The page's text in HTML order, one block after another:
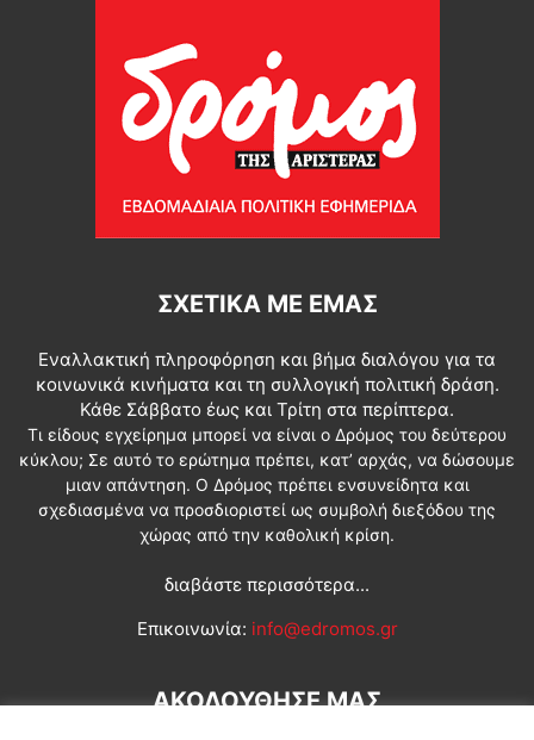
ΣΧΕΤΙΚΆ ΜΕ ΕΜΆΣ
Εναλλακτική πληροφόρηση και βήμα διαλόγου για τα
κοινωνικά κινήματα και τη συλλογική πολιτική δράση.
Κάθε Σάββατο έως και Τρίτη στα περίπτερα.
Τι είδους εγχείρημα μπορεί να είναι ο Δρόμος του δεύτερου
κύκλου; Σε αυτό το ερώτημα πρέπει, κατ’ αρχάς, να δώσουμε
μιαν απάντηση. Ο Δρόμος πρέπει ενσυνείδητα και
σχεδιασμένα να προσδιοριστεί ως συμβολή διεξόδου της
χώρας από την καθολική κρίση.
διαβάστε περισσότερα...
Επικοινωνία: info@edromos.gr
ΑΚΟΛΟΥΘΗΣΕ ΜΑΣ